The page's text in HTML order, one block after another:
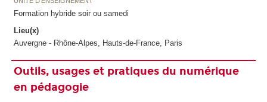
Formation hybride soir ou samedi
Lieu(x)
Auvergne - Rhône-Alpes, Hauts-de-France, Paris
Outils, usages et pratiques du numérique
en pédagogie